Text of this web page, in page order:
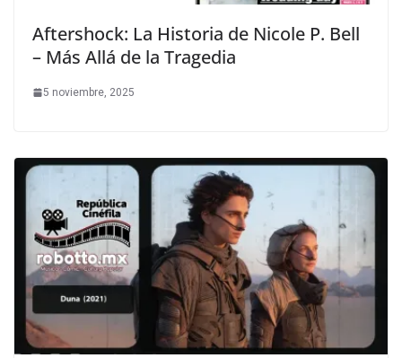
Aftershock: La Historia de Nicole P. Bell
– Más Allá de la Tragedia
5 noviembre, 2025